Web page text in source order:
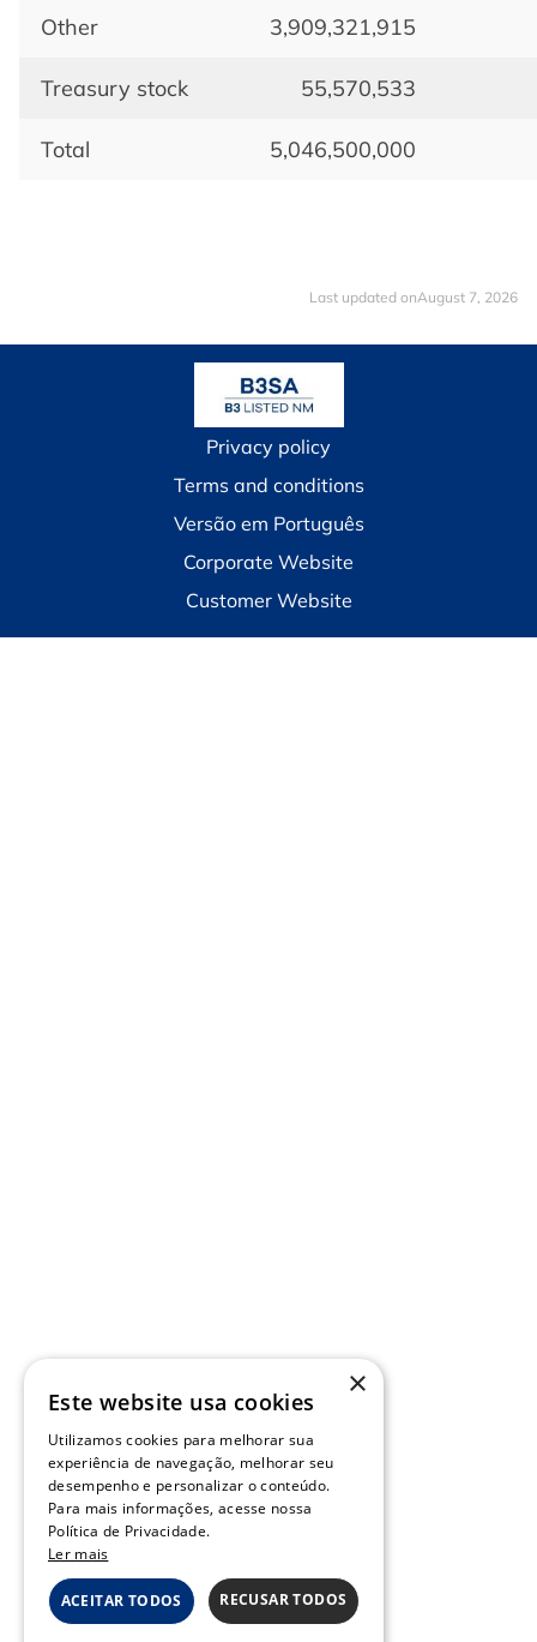
Other 3,909,321,915
Treasury stock 55,570,533
Total 5,046,500,000
Last updated onAugust 7, 2026
Privacy policy
Terms and conditions
Versão em Português
Corporate Website
Customer Website
×
Este website usa cookies
Utilizamos cookies para melhorar sua
experiência de navegação, melhorar seu
desempenho e personalizar o conteúdo.
Para mais informações, acesse nossa
Política de Privacidade.
Ler mais
ACEITAR TODOS RECUSAR TODOS